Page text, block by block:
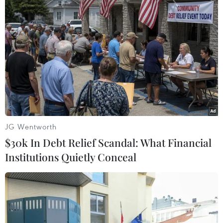
#Bộ Luật lao động
#Tổng Liên đoàn Lao động Việt Nam
#Bổ sung 3 ngày nghỉ lễ
JG Wentworth
$30k In Debt Relief Scandal: What Financial
Institutions Quietly Conceal